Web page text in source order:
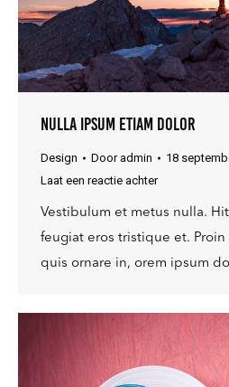
Nulla ipsum etiam dolor
Design Dooradmin
18
Laat een reactie achter
Vestibulum et metus nulla.
feugiat eros tristique et.
quis ornare in, orem ipsum